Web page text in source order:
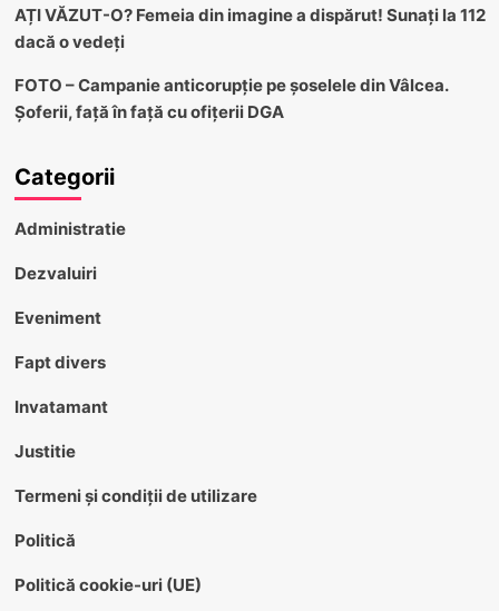
AȚI VĂZUT-O? Femeia din imagine a dispărut! Sunați la 112
dacă o vedeți
FOTO – Campanie anticorupție pe șoselele din Vâlcea.
Șoferii, față în față cu ofițerii DGA
Categorii
Administratie
Dezvaluiri
Eveniment
Fapt divers
Invatamant
Justitie
Termeni și condiții de utilizare
Politică
Politică cookie-uri (UE)